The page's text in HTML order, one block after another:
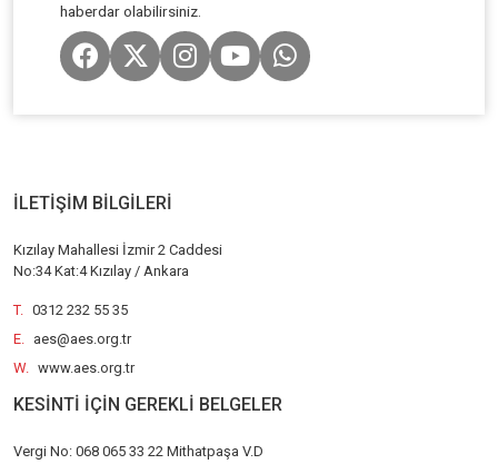
haberdar olabilirsiniz.
İLETİŞİM BİLGİLERİ
Kızılay Mahallesi İzmir 2 Caddesi
No:34 Kat:4 Kızılay / Ankara
T.
0312 232 55 35
E.
aes@aes.org.tr
W.
www.aes.org.tr
KESİNTİ İÇİN GEREKLİ BELGELER
Vergi No: 068 065 33 22 Mithatpaşa V.D